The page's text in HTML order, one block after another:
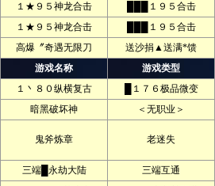
１★９５神龙合击
███１９５合击
１★９５神龙合击
███１９５合击
高爆〞奇遇无限刀
送沙捐▲送满*馈
游戏名称
游戏类型
１丶８０纵横复古
█１７６极品微变
暗黑破坏神
＜无职业＞
鬼斧炼章 老迷失
三端█永劫大陆 三端互通